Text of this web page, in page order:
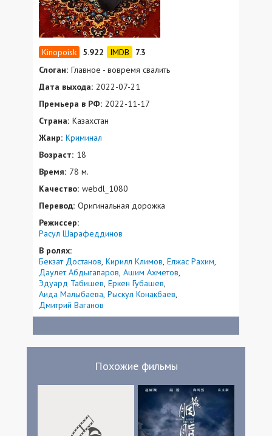
5.922
7.3
Слоган: Главное - вовремя свалить
Дата выхода: 2022-07-21
Премьера в РФ: 2022-11-17
Страна: Казахстан
Жанр: Криминал
Возраст: 18
Время: 78 м.
Качество: webdl_1080
Перевод: Оригинальная дорожка
Режиссер:
Расул Шарафеддинов
В ролях:
Бекзат Достанов Кирилл Климов Елжас Рахим
Даулет Абдыгапаров Ашим Ахметов
Эдуард Табишев Еркен Губашев
Аида Малыбаева Рыскул Конакбаев
Дмитрий Ваганов
Похожие фильмы